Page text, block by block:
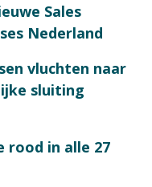
Sales
Nederland
vluchten naar
sluiting
rood in alle 27